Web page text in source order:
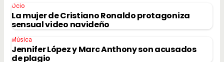
Ocio
La mujer de Cristiano Ronaldo protagoniza
sensual video navideño
Música
Jennifer López y Marc Anthony son acusados
de plagio